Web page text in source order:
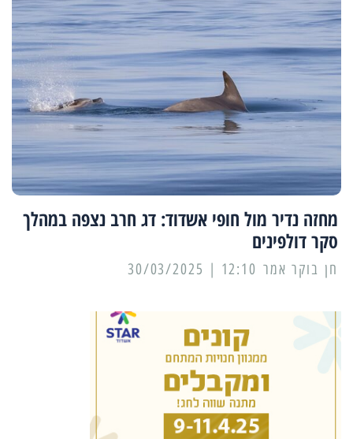
מחזה נדיר מול חופי אשדוד: דג חרב נצפה במהלך
סקר דולפינים
12:10 | 30/03/2025